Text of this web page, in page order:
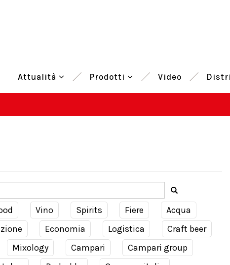
Attualità Prodotti Video
Vino Spirits Fiere
Acqua
Economia Logistica
Craft beer
Mixology Campari
Campari group